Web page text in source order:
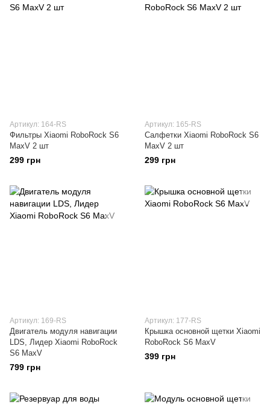
Артикул: 164-RS
Фильтры Xiaomi RoboRock S6
MaxV 2 шт
299 грн
Артикул: 165-RS
Салфетки Xiaomi RoboRock S6
MaxV 2 шт
299 грн
Артикул: 169-RS
Двигатель модуля навигации
LDS, Лидер Xiaomi RoboRock
S6 MaxV
799 грн
Артикул: 177-RS
Крышка основной щетки Xiaomi
RoboRock S6 MaxV
399 грн